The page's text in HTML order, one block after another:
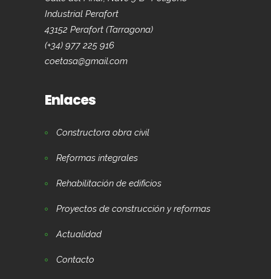
Industrial Perafort
43152 Perafort (Tarragona)
(+34) 977 225 916
coetasa@gmail.com
Enlaces
Constructora obra civil
Reformas integrales
Rehabilitación de edificios
Proyectos de construcción y reformas
Actualidad
Contacto